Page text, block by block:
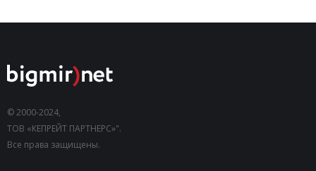
© 2000-2024,
ТОВ «КЕПРЕЙТ ПАРТНЕРС»".
Все права защищены.